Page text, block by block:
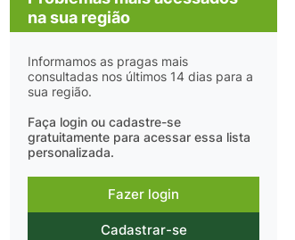
na sua região
Informamos as pragas mais
consultadas nos últimos 14 dias para a
sua região.
Faça login ou cadastre-se
gratuitamente para acessar essa lista
personalizada.
Fazer login
Cadastrar-se